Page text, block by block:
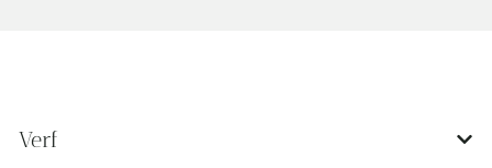
Verf